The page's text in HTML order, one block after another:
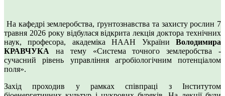
На кафедрі землеробства, ґрунтознавства та захисту рослин 7
травня 2026 року відбулася відкрита лекція доктора технічних
наук, професора, академіка НААН України Володимира
КРАВЧУКА на тему «Система точного землеробства -
сучасний рівень управління агробіологічним потенціалом
поля».
Захід проходив у рамках співпраці з Інститутом